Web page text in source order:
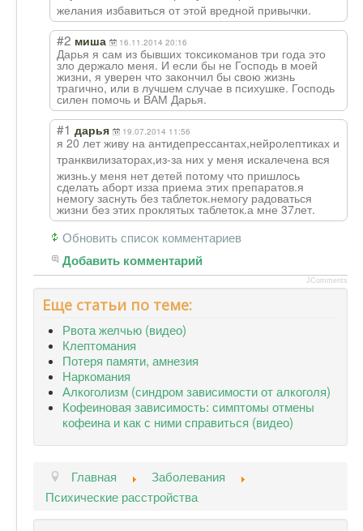
желания избавиться от этой вредной привычки.
#2 миша 16.11.2014 20:16
Дарья я сам из бывших токсикоманов три года это
зло держало меня. И если бы не Господь в моей
жизни, я уверен что закончил бы свою жизнь
трагично, или в лучшем случае в психушке. Господь
силен помочь и ВАМ Дарья.
#1 дарья 19.07.2014 11:56
я 20 лет живу на антидепрессантах,нейролептиках и
транквилизаторах,из-за них у меня искалечена вся
жизнь.у меня нет детей потому что пришлось
сделать аборт изза приема этих препаратов.я
немогу заснуть без таблеток.немогу радоваться
жизни без этих проклятых таблеток.а мне 37лет.
Обновить список комментариев
Добавить комментарий
JComments
Еще статьи по теме:
Рвота желчью (видео)
Клептомания
Потеря памяти, амнезия
Наркомания
Алкоголизм (синдром зависимости от алкоголя)
Кофеиновая зависимость: симптомы отмены
кофеина и как с ними справиться (видео)
Главная
Заболевания
Психические расстройства